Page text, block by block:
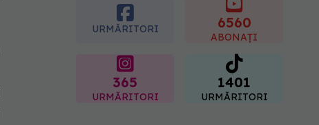
(SANADOR): Au metode
URMĂRITORI 6560
ABONAȚI
365
URMĂRITORI
1401
URMĂRITORI